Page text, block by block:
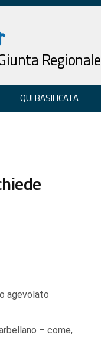
Regionale
QUI BASILICATA
agevolato
– come,